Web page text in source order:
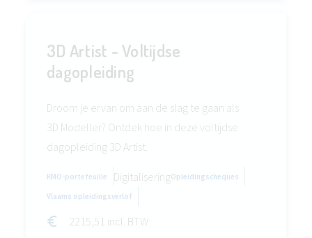
3D Artist - Voltijdse
dagopleiding
Droom je ervan om aan de slag te gaan als
3D Modeller? Ontdek hoe in deze voltijdse
dagopleiding 3D Artist.
KMO-portefeuille DigitaliseringOpleidingscheques
Vlaams opleidingsverlof
2215,51 incl. BTW